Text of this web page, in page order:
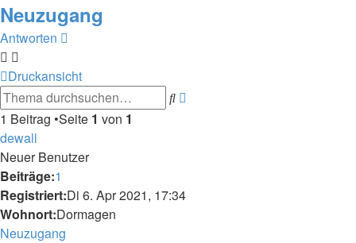
Neuzugang
Antworten
Druckansicht
Suche
1 Beitrag •Seite 1 von 1
dewall
Neuer Benutzer
Beiträge:1
Registriert:Di 6. Apr 2021, 17:34
Wohnort:Dormagen
Neuzugang